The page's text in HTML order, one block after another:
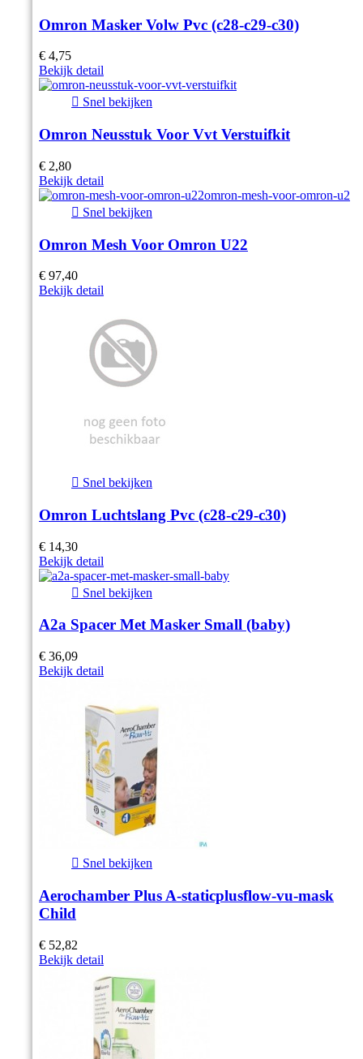
Omron Masker Volw Pvc (c28-c29-c30)
€ 4,75
Bekijk detail
 Snel bekijken
Omron Neusstuk Voor Vvt Verstuifkit
€ 2,80
Bekijk detail
 Snel bekijken
Omron Mesh Voor Omron U22
€ 97,40
Bekijk detail
 Snel bekijken
Omron Luchtslang Pvc (c28-c29-c30)
€ 14,30
Bekijk detail
 Snel bekijken
A2a Spacer Met Masker Small (baby)
€ 36,09
Bekijk detail
 Snel bekijken
Aerochamber Plus A-staticplusflow-vu-mask
Child
€ 52,82
Bekijk detail